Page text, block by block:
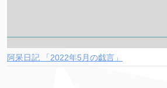
阿呆日記 「2022年5月の戯言」